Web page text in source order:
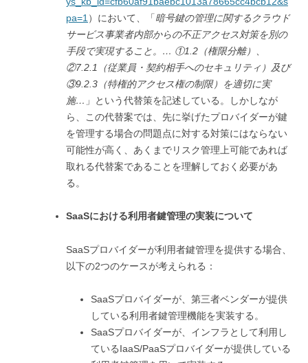
pa=1 ）において、「暗号鍵の管理に関するクラウド
サービス事業者内部からの不正アクセス対策を別の
手段で実現すること。 … ①1.2 （権限分離）、
②7.2.1
（従業員・契約相手へのセキュリティ）及び
③9.2.3 （特権的アクセス権の制限）を適切に実
施… 」という代替策を記述している。しかしなが
ら、この代替案では、先に挙げたプロバイダーが鍵
を管理する場合の問題点に対する対策にはならない
可能性が高く、あくまでリスク管理上可能であれば
取れる代替案であることを理解しておく必要があ
る。
SaaSにおける利用者鍵管理の実装について
SaaSプロバイダーが利用者鍵管理を提供する場合、
以下の2つのケースが考えられる：
SaaSプロバイダーが、第三者ベンダーが提供
している利用者鍵管理機能を実装する。
SaaSプロバイダーが、インフラとして利用し
ているIaaS/PaaSプロバイダーが提供している